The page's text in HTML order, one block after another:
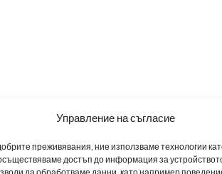
Управление на съгласие
преживявания, ние използваме технологии
достъп до информация за